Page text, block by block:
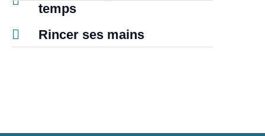
temps
Rincer ses mains